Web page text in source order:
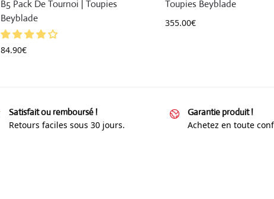
B5 Pack De Tournoi | Toupies
Beyblade
84.90€
Toupies Beyblade
355.00€
Satisfait ou remboursé !
Retours faciles sous 30 jours.
Garantie produit !
Achetez en toute